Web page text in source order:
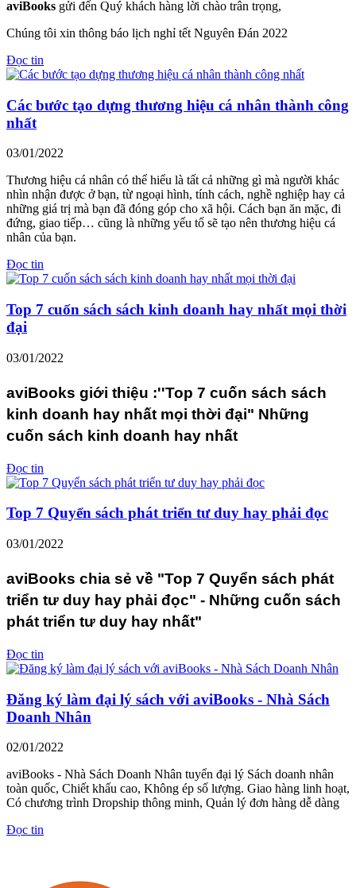
aviBooks gửi đến Quý khách hàng lời chào trân trọng,
Chúng tôi xin thông báo lịch nghỉ tết Nguyên Đán 2022
Đọc tin
Các bước tạo dựng thương hiệu cá nhân thành công
nhất
03/01/2022
Thương hiệu cá nhân có thể hiểu là tất cả những gì mà người khác
nhìn nhận được ở bạn, từ ngoại hình, tính cách, nghề nghiệp hay cả
những giá trị mà bạn đã đóng góp cho xã hội. Cách bạn ăn mặc, đi
đứng, giao tiếp… cũng là những yếu tố sẽ tạo nên thương hiệu cá
nhân của bạn.
Đọc tin
Top 7 cuốn sách sách kinh doanh hay nhất mọi thời
đại
03/01/2022
aviBooks giới thiệu :''Top 7 cuốn sách sách
kinh doanh hay nhất mọi thời đại" Những
cuốn sách kinh doanh hay nhất
Đọc tin
Top 7 Quyển sách phát triển tư duy hay phải đọc
03/01/2022
aviBooks chia sẻ về "Top 7 Quyển sách phát
triển tư duy hay phải đọc" - Những cuốn sách
phát triển tư duy hay nhất"
Đọc tin
Đăng ký làm đại lý sách với aviBooks - Nhà Sách
Doanh Nhân
02/01/2022
aviBooks - Nhà Sách Doanh Nhân tuyển đại lý Sách doanh nhân
toàn quốc, Chiết khấu cao, Không ép số lượng. Giao hàng linh hoạt,
Có chương trình Dropship thông minh, Quản lý đơn hàng dễ dàng
Đọc tin